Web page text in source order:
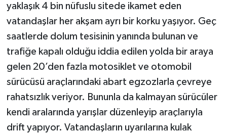
yaklaşık 4 bin nüfuslu sitede ikamet eden
vatandaşlar her akşam ayrı bir korku yaşıyor. Geç
saatlerde dolum tesisinin yanında bulunan ve
trafiğe kapalı olduğu iddia edilen yolda bir araya
gelen 20’den fazla motosiklet ve otomobil
sürücüsü araçlarındaki abart egzozlarla çevreye
rahatsızlık veriyor. Bununla da kalmayan sürücüler
kendi aralarında yarışlar düzenleyip araçlarıyla
drift yapıyor. Vatandaşların uyarılarına kulak